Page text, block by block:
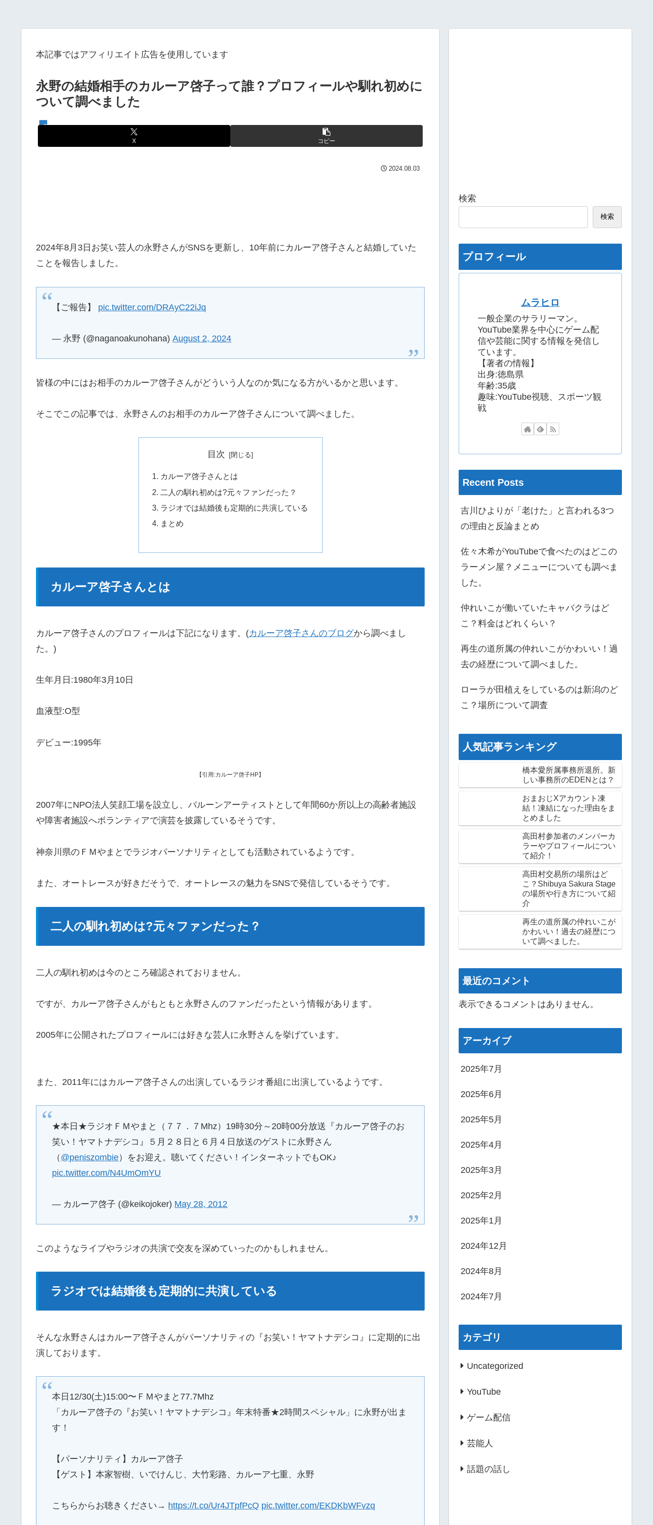
本記事ではアフィリエイト広告を使用しています
永野の結婚相手のカルーア啓子って誰？プロフィールや馴れ初めに
ついて調べました
芸能人
X コピー
2024.08.03
2024年8月3日お笑い芸人の永野さんがSNSを更新し、10年前にカルーア啓子さんと結婚していた
ことを報告しました。
【ご報告】 pic.twitter.com/DRAyC22iJq
— 永野 (@naganoakunohana)August 2, 2024
皆様の中にはお相手のカルーア啓子さんがどういう人なのか気になる方がいるかと思います。
そこでこの記事では、永野さんのお相手のカルーア啓子さんについて調べました。
目次
カルーア啓子さんとは
二人の馴れ初めは?元々ファンだった？
ラジオでは結婚後も定期的に共演している
まとめ
カルーア啓子さんとは
カルーア啓子さんのプロフィールは下記になります。(カルーア啓子さんのブログから調べまし
た。)
生年月日:1980年3月10日
血液型:O型
デビュー:1995年
【引用:カルーア啓子HP】
2007年にNPO法人笑顔工場を設立し、バルーンアーティストとして年間60か所以上の高齢者施設
や障害者施設へボランティアで演芸を披露しているそうです。
神奈川県のＦＭやまとでラジオパーソナリティとしても活動されているようです。
また、オートレースが好きだそうで、オートレースの魅力をSNSで発信しているそうです。
二人の馴れ初めは?元々ファンだった？
二人の馴れ初めは今のところ確認されておりません。
ですが、カルーア啓子さんがもともと永野さんのファンだったという情報があります。
2005年に公開されたプロフィールには好きな芸人に永野さんを挙げています。
また、2011年にはカルーア啓子さんの出演しているラジオ番組に出演しているようです。
★本日★ラジオＦＭやまと（７７．７Mhz）19時30分～20時00分放送『カルーア啓子のお
笑い！ヤマトナデシコ』５月２８日と６月４日放送のゲストに永野さん
（ @peniszombie）をお迎え。聴いてください！インターネットでもOK♪
pic.twitter.com/N4UmOmYU
— カルーア啓子 (@keikojoker) May 28, 2012
このようなライブやラジオの共演で交友を深めていったのかもしれません。
ラジオでは結婚後も定期的に共演している
そんな永野さんはカルーア啓子さんがパーソナリティの『お笑い！ヤマトナデシコ』に定期的に出
演しております。
本日12/30(土)15:00〜ＦＭやまと77.7Mhz
「カルーア啓子の『お笑い！ヤマトナデシコ』年末特番★2時間スペシャル」に永野が出ま
す！
【パーソナリティ】カルーア啓子
【ゲスト】本家智樹、いでけんじ、大竹彩路、カルーア七重、永野
こちらからお聴きください→ https://t.co/Ur4JTpfPcQ pic.twitter.com/EKDKbWFvzq
検索
検索
プロフィール
ムラヒロ
一般企業のサラリーマン。
YouTube業界を中心にゲーム配
信や芸能に関する情報を発信し
ています。
【著者の情報】
出身:徳島県
年齢:35歳
趣味:YouTube視聴、スポーツ観
戦
Recent Posts
吉川ひよりが「老けた」と言われる3つ
の理由と反論まとめ
佐々木希がYouTubeで食べたのはどこの
ラーメン屋？メニューについても調べま
した。
仲れいこが働いていたキャバクラはど
こ？料金はどれくらい？
再生の道所属の仲れいこがかわいい！過
去の経歴について調べました。
ローラが田植えをしているのは新潟のど
こ？場所について調査
人気記事ランキング
橋本愛所属事務所退所。新
しい事務所のEDENとは？
おまおじXアカウント凍
結！凍結になった理由をま
とめました
高田村参加者のメンバーカ
ラーやプロフィールについ
て紹介！
高田村交易所の場所はど
こ？Shibuya Sakura Stage
の場所や行き方について紹
介
再生の道所属の仲れいこが
かわいい！過去の経歴につ
いて調べました。
最近のコメント
表示できるコメントはありません。
アーカイブ
2025年7月
2025年6月
2025年5月
2025年4月
2025年3月
2025年2月
2025年1月
2024年12月
2024年8月
2024年7月
カテゴリ
Uncategorized
YouTube
ゲーム配信
芸能人
話題の話し